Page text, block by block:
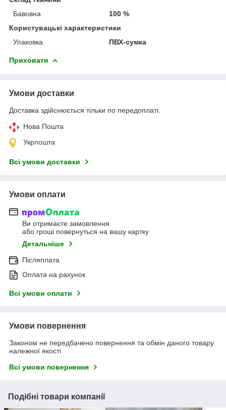
Бавовна
100 %
Користувацькі характеристики
Упаковка
ПВХ-сумка
Приховати
Умови доставки
Доставка здійснюється тільки по передоплаті.
Нова Пошта
Укрпошта
Всі умови доставки
Умови оплати
Ви отримаєте замовлення
або гроші повернуться на вашу картку
Детальніше
Післяплата
Оплата на рахунок
Всі умови оплати
Умови повернення
Законом не передбачено повернення та обмін даного товару
належної якості
Всі умови повернення
Подібні товари компанії